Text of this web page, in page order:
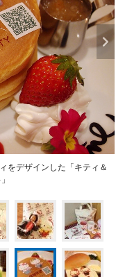
をデザインした「キティ＆